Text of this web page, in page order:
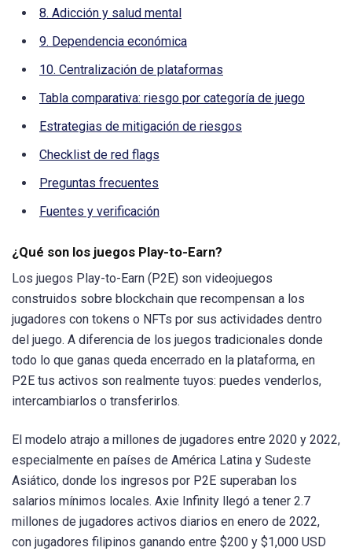
8. Adicción y salud mental
9. Dependencia económica
10. Centralización de plataformas
Tabla comparativa: riesgo por categoría de juego
Estrategias de mitigación de riesgos
Checklist de red flags
Preguntas frecuentes
Fuentes y verificación
¿Qué son los juegos Play-to-Earn?
Los juegos Play-to-Earn (P2E) son videojuegos
construidos sobre blockchain que recompensan a los
jugadores con tokens o NFTs por sus actividades dentro
del juego. A diferencia de los juegos tradicionales donde
todo lo que ganas queda encerrado en la plataforma, en
P2E tus activos son realmente tuyos: puedes venderlos,
intercambiarlos o transferirlos.
El modelo atrajo a millones de jugadores entre 2020 y 2022,
especialmente en países de América Latina y Sudeste
Asiático, donde los ingresos por P2E superaban los
salarios mínimos locales. Axie Infinity llegó a tener 2.7
millones de jugadores activos diarios en enero de 2022,
con jugadores filipinos ganando entre $200 y $1,000 USD